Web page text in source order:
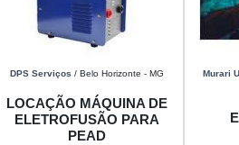
DPS Serviços / Belo Horizonte - MG
LOCAÇÃO MÁQUINA DE
ELETROFUSÃO PARA
PEAD
Murari